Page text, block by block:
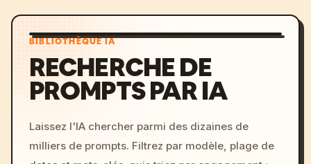
BIBLIOTHÈQUE IA
RECHERCHE DE
PROMPTS PAR IA
Laissez l'IA chercher parmi des dizaines de
milliers de prompts. Filtrez par modèle, plage de